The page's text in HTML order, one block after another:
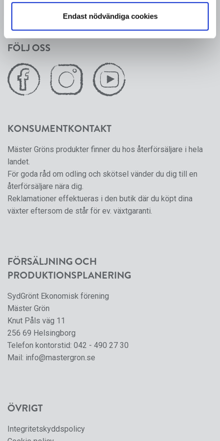
Endast nödvändiga cookies
och förvaltas av SydGrönt Ekonomisk Förening.
FÖLJ OSS
KONSUMENTKONTAKT
Mäster Gröns produkter finner du hos återförsäljare i hela
landet.
För goda råd om odling och skötsel vänder du dig till en
återförsäljare nära dig.
Reklamationer effektueras i den butik där du köpt dina
växter eftersom de står för ev. växtgaranti.
FÖRSÄLJNING OCH
PRODUKTIONSPLANERING
SydGrönt Ekonomisk förening
Mäster Grön
Knut Påls väg 11
256 69 Helsingborg
Telefon kontorstid: 042 - 490 27 30
Mail: info@mastergron.se
ÖVRIGT
Integritetskyddspolicy